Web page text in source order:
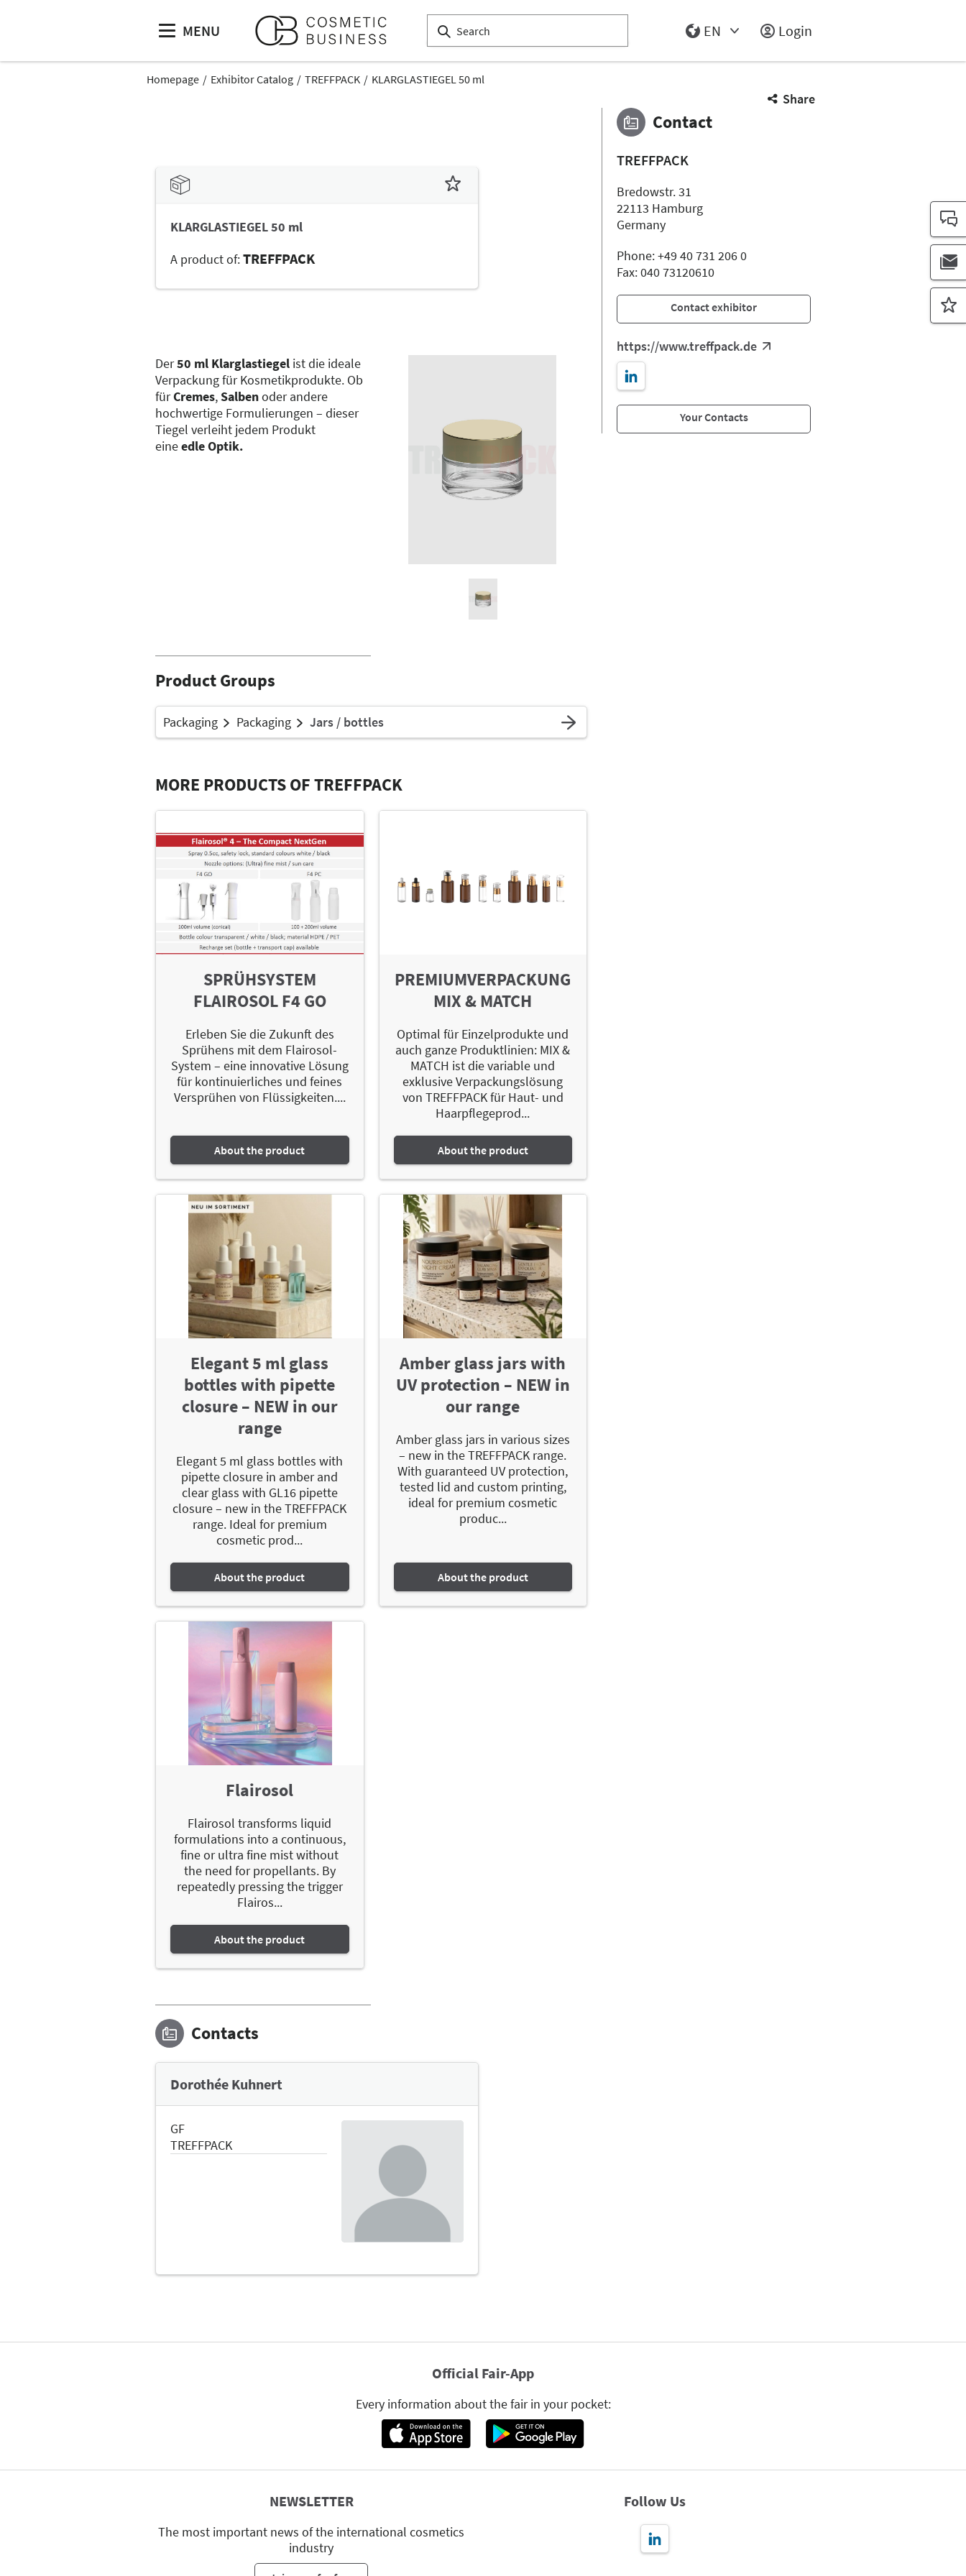
MENU
EN
Login
Homepage Exhibitor Catalog TREFFPACK KLARGLASTIEGEL 50 ml
Share
KLARGLASTIEGEL 50 ml
A product of:TREFFPACK
Der50 ml Klarglastiegel ist die ideale
Verpackung für Kosmetikprodukte. Ob
fürCremes,Salbenoder andere
hochwertige Formulierungen – dieser
Tiegel verleiht jedem Produkt
eineedle Optik.
Product Groups
Packaging Packaging Jars / bottles
MORE PRODUCTS OF TREFFPACK
SPRÜHSYSTEM
FLAIROSOL F4 GO
Erleben Sie die Zukunft des
Sprühens mit dem Flairosol-
System – eine innovative Lösung
für kontinuierliches und feines
Versprühen von Flüssigkeiten....
About the product
PREMIUMVERPACKUNG
MIX & MATCH
Optimal für Einzelprodukte und
auch ganze Produktlinien: MIX &
MATCH ist die variable und
exklusive Verpackungslösung
von TREFFPACK für Haut- und
Haarpflegeprod...
About the product
Elegant 5 ml glass
bottles with pipette
closure – NEW in our
range
Elegant 5 ml glass bottles with
pipette closure in amber and
clear glass with GL16 pipette
closure – new in the TREFFPACK
range. Ideal for premium
cosmetic prod...
About the product
Amber glass jars with
UV protection – NEW in
our range
Amber glass jars in various sizes
– new in the TREFFPACK range.
With guaranteed UV protection,
tested lid and custom printing,
ideal for premium cosmetic
produc...
About the product
Flairosol
Flairosol transforms liquid
formulations into a continuous,
fine or ultra fine mist without
the need for propellants. By
repeatedly pressing the trigger
Flairos...
About the product
Contacts
Dorothée Kuhnert
GF
TREFFPACK
Contact
TREFFPACK
Bredowstr. 31
22113 Hamburg
Germany
Phone: +49 40 731 206 0
Fax: 040 73120610
Contact exhibitor
https://www.treffpack.de
Your Contacts
Official Fair-App
Every information about the fair in your pocket:
NEWSLETTER
The most important news of the international cosmetics
industry
Follow Us